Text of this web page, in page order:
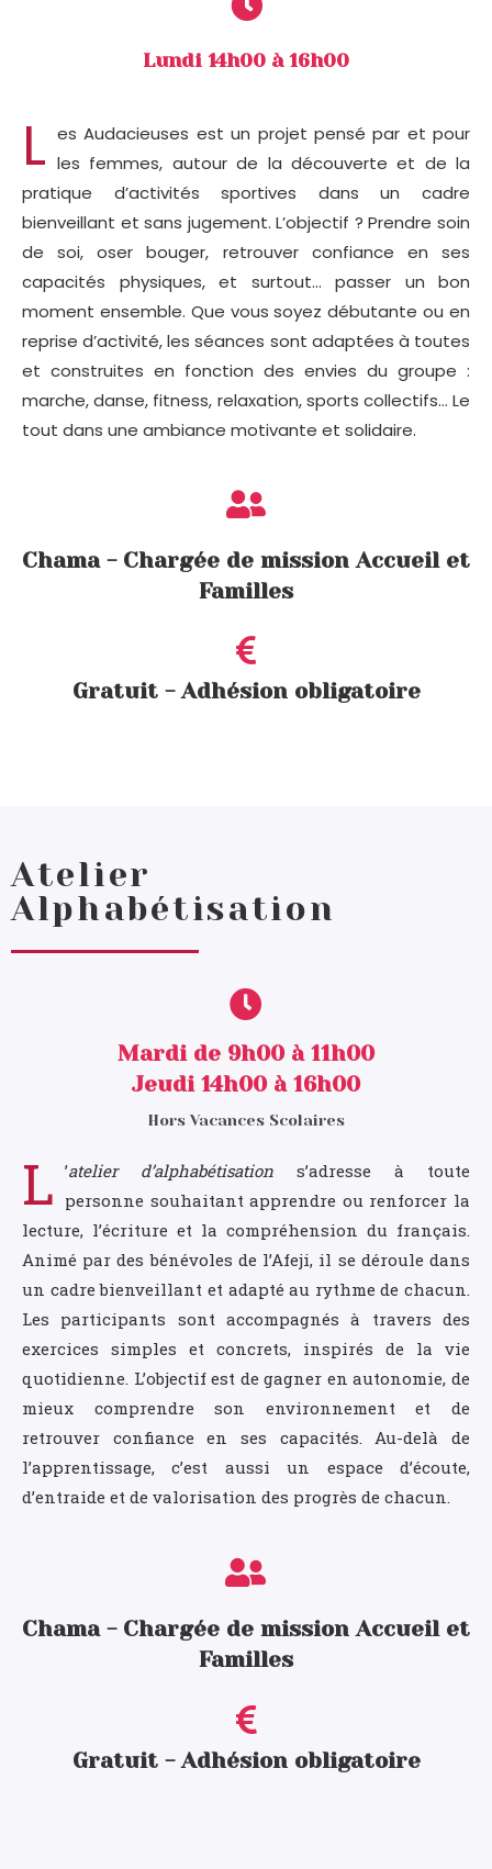
Lundi 14h00 à 16h00
L es Audacieuses est un projet pensé par et pour
les femmes, autour de la découverte et de la
pratique d’activités sportives dans un cadre
bienveillant et sans jugement. L’objectif ? Prendre soin
de soi, oser bouger, retrouver confiance en ses
capacités physiques, et surtout… passer un bon
moment ensemble. Que vous soyez débutante ou en
reprise d’activité, les séances sont adaptées à toutes
et construites en fonction des envies du groupe :
marche, danse, fitness, relaxation, sports collectifs… Le
tout dans une ambiance motivante et solidaire.
Chama - Chargée de mission Accueil et
Familles
Gratuit - Adhésion obligatoire
Atelier
Alphabétisation
Mardi de 9h00 à 11h00
Jeudi 14h00 à 16h00
Hors Vacances Scolaires
L ’atelier d’alphabétisation s’adresse à toute
personne souhaitant apprendre ou renforcer la
lecture, l’écriture et la compréhension du français.
Animé par des bénévoles de l’Afeji, il se déroule dans
un cadre bienveillant et adapté au rythme de chacun.
Les participants sont accompagnés à travers des
exercices simples et concrets, inspirés de la vie
quotidienne. L’objectif est de gagner en autonomie, de
mieux comprendre son environnement et de
retrouver confiance en ses capacités. Au-delà de
l’apprentissage, c’est aussi un espace d’écoute,
d’entraide et de valorisation des progrès de chacun.
Chama - Chargée de mission Accueil et
Familles
Gratuit - Adhésion obligatoire